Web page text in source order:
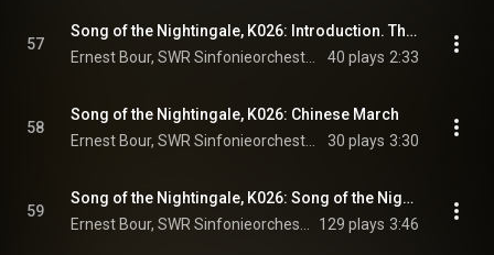
57
Song of the Nightingale, K026: Introduction. The Feast at the Emperor's Palace
40 plays 2:33
58
Song of the Nightingale, K026: Chinese March
30 plays 3:30
59
Song of the Nightingale, K026: Song of the Nightingale
129 plays 3:46